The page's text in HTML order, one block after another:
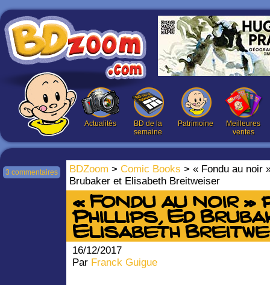
Actualités
BD de la
semaine
Patrimoine
Meilleures
ventes
BDZoom > Comic Books > « Fondu au noir
Brubaker et Elisabeth Breitweiser
3 commentaires
« Fondu au noir »
Phillips, Ed
Elisabeth
16/12/2017
Par Franck Guigue